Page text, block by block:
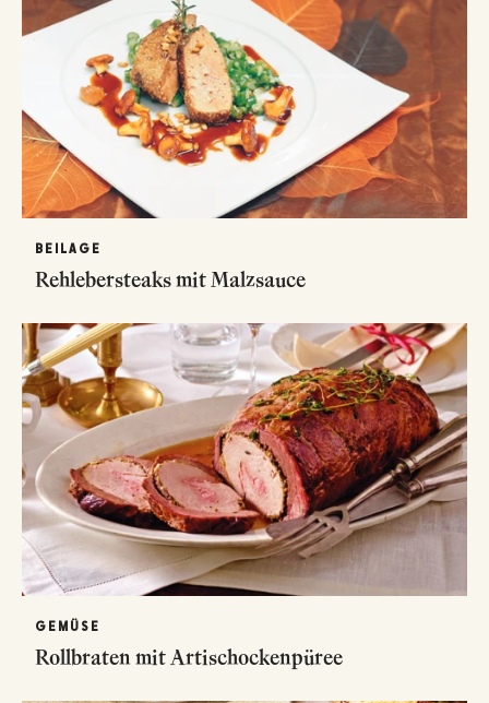
BEILAGE
Rehlebersteaks mit Malzsauce
GEMÜSE
Rollbraten mit Artischockenpüree